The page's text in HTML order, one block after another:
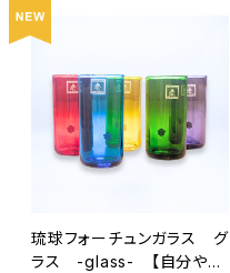
琉球フォーチュンガラス グ
ラス -glass- 【自分や友